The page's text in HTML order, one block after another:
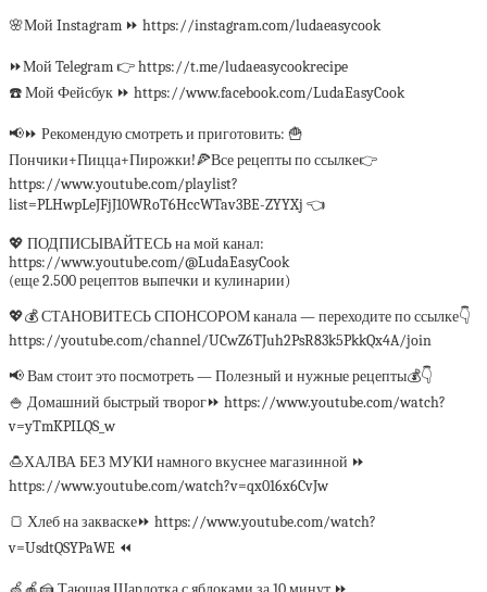
🌸Мой Instagram ⏩ https://instagram.com/ludaeasycook
⏩Мой Telegram 👉 https://t.me/ludaeasycookrecipe
☎️ Мой Фейсбук ⏩ https://www.facebook.com/LudaEasyCook
📢⏩ Рекомендую смотреть и приготовить: 🍟
Пончики+Пицца+Пирожки!🍕Все рецепты по ссылке👉
https://www.youtube.com/playlist?
list=PLHwpLeJFjJ10WRoT6HccWTav3BE-ZYYXj 👈
💖 ПОДПИСЫВАЙТЕСЬ на мой канал:
https://www.youtube.com/@LudaEasyCook
(еще 2.500 рецептов выпечки и кулинарии)
💖💰 СТАНОВИТЕСЬ СПОНСОРОМ канала — переходите по ссылке👇
https://youtube.com/channel/UCwZ6TJuh2PsR83k5PkkQx4A/join
📢 Вам стоит это посмотреть — Полезный и нужные рецепты💰👇
🍚 Домашний быстрый творог⏩ https://www.youtube.com/watch?
v=yTmKPILQS_w
🍮ХАЛВА БЕЗ МУКИ намного вкуснее магазинной ⏩
https://www.youtube.com/watch?v=qx016x6CvJw
🍞 Хлеб на закваске⏩ https://www.youtube.com/watch?
v=UsdtQSYPaWE ⏪